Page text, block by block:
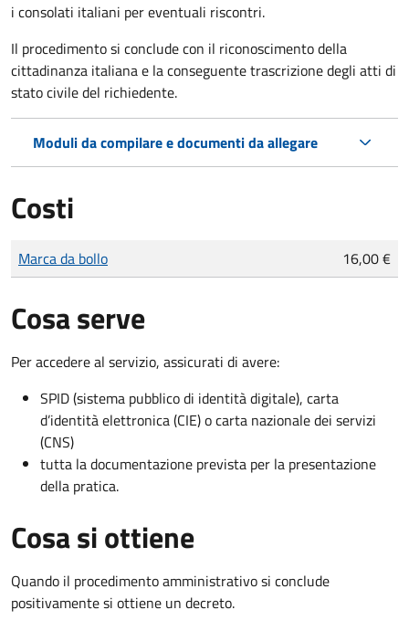
i consolati italiani per eventuali riscontri.
Il procedimento si conclude con il riconoscimento della
cittadinanza italiana e la conseguente trascrizione degli atti di
stato civile del richiedente.
Moduli da compilare e documenti da allegare
Costi
Tipo di pagamento
Importo
Marca da bollo 16,00 €
Cosa serve
Per accedere al servizio, assicurati di avere:
SPID (sistema pubblico di identità digitale), carta
d’identità elettronica (CIE) o carta nazionale dei servizi
(CNS)
tutta la documentazione prevista per la presentazione
della pratica.
Cosa si ottiene
Quando il procedimento amministrativo si conclude
positivamente si ottiene un decreto.